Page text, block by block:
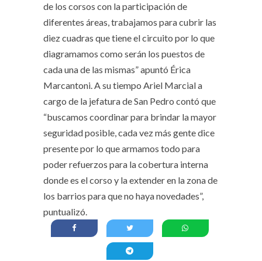
de los corsos con la participación de
diferentes áreas, trabajamos para cubrir las
diez cuadras que tiene el circuito por lo que
diagramamos como serán los puestos de
cada una de las mismas” apuntó Érica
Marcantoni. A su tiempo Ariel Marcial a
cargo de la jefatura de San Pedro contó que
“buscamos coordinar para brindar la mayor
seguridad posible, cada vez más gente dice
presente por lo que armamos todo para
poder refuerzos para la cobertura interna
donde es el corso y la extender en la zona de
los barrios para que no haya novedades”,
puntualizó.